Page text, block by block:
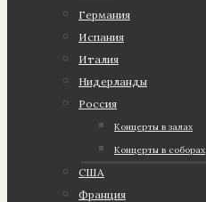
Германия
Испания
Италия
Нидерланды
Россия
Концерты в залах
Концерты в соборах
США
Франция